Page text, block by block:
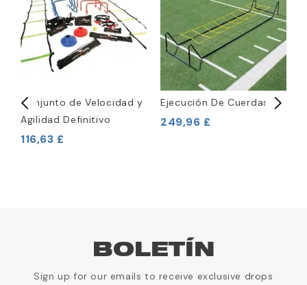
Conjunto de Velocidad y
Agilidad Definitivo
116,63 £
Ejecución De Cuerdas
249,96 £
BOLETÍN
Sign up for our emails to receive exclusive drops